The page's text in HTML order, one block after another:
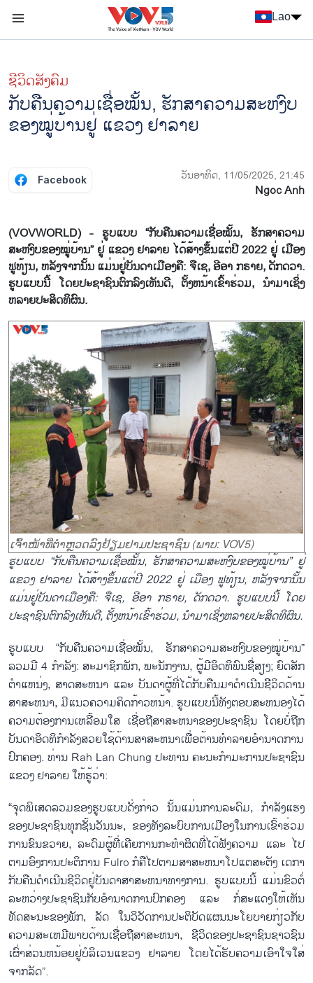
Lao
ຊີ​ວິດ​ສັງ​ຄົມ
ກັບຄືນຄວາມເຊື່ອໝັ້ນ, ຮັກສາຄວາມສະຫງົບ
ຂອງໝູ່ບ້ານຢູ່ ແຂວງ ຢາລາຍ
Facebook ວັນອາທິດ, 11/05/2025, 21:45
Ngoc Anh
(VOVWORLD) - ຮູບແບບ “ກັບຄືນຄວາມເຊື່ອໝັ້ນ, ຮັກສາຄວາມ
ສະຫງົບຂອງໝູ່ບ້ານ” ຢູ່ ແຂວງ ຢາລາຍ ໄດ້ສ້າງຂຶ້ນແຕ່ປີ 2022 ຢູ່ ເມືອງ
ຟູທ້ຽນ, ຫລັງຈາກນັ້ນ ແມ່ນຢູ່ບັນດາເມືອງຄື: ຈືເຊ, ອີອາ ກຣາຍ, ດັກດວາ.
ຮູບແບບນີ້ ໂດຍປະຊາຊົນຕົກລົງເຫັນດີ, ຕັ້ງຫນ້າເຂົ້າຮ່ວມ, ນຳມາເຊິ່ງ
ຫລາຍປະສິດທິຜົນ.
ເຈົ້າໜ້າທີ່ຕຳຫຼວດລົງຢ້ຽມຢາມປະຊາຊົນ (ພາບ: VOV5)
ຮູບແບບ “ກັບຄືນຄວາມເຊື່ອໝັ້ນ, ຮັກສາຄວາມສະຫງົບຂອງໝູ່ບ້ານ” ຢູ່
ແຂວງ ຢາລາຍ ໄດ້ສ້າງຂຶ້ນແຕ່ປີ 2022 ຢູ່ ເມືອງ ຟູທ້ຽນ, ຫລັງຈາກນັ້ນ
ແມ່ນຢູ່ບັນດາເມືອງຄື: ຈືເຊ, ອີອາ ກຣາຍ, ດັກດວາ. ຮູບແບບນີ້ ໂດຍ
ປະຊາຊົນຕົກລົງເຫັນດີ, ຕັ້ງຫນ້າເຂົ້າຮ່ວມ, ນຳມາເຊິ່ງຫລາຍປະສິດທິຜົນ.
ຮູບແບບ “ກັບຄືນຄວາມເຊື່ອໝັ້ນ, ຮັກສາຄວາມສະຫງົບຂອງໝູ່ບ້ານ”
ລວມມີ 4 ກຳລັງ: ສະມາຊິກພັກ, ພະນັກງານ, ຜູ້ມີອິດທິພົນຊື່ສຽງ; ຍົດສັກ
ຕຳແຫນ່ງ, ສາດສະຫນາ ແລະ ບັນດາຜູ້ທີ່ໄດ້ກັບຄືນມາດຳເນີນຊີິວິດດ້ານ
ສາສະຫນາ, ມີແນວຄວາມຄິດກ້າວຫນ້າ. ຮູບແບບນີ້ທັງຕອບສະຫນອງໄດ້
ຄວາມຕ້ອງການເຫລື້ອມໃສ ເຊື່ອຖືສາສະຫນາຂອງປະຊາຊົນ ໂດຍບໍ່ຖືກ
ບັນດາອິດທິກຳລັງສວຍໃຊ້ດ້ານສາສະຫນາເພື່ອຕ້ານທຳລາຍອຳນາດການ
ປົກຄອງ. ທ່ານ Rah Lan Chung ປະທານ ຄະນະກຳມະການປະຊາຊົນ
ແຂວງ ຢາລາຍ ໃຫ້ຮູ້ວ່າ:
“ຈຸດພິເສດລວມຂອງຮູບແບບດັ່ງກ່າວ ນັ້ນແມ່ນການລະດົມ, ກຳລັງແຮງ
ຂອງປະຊາຊົນທຸກຊັ້ນວັນນະ, ຂອງທັງລະບົບການເມືອງໃນການເຂົ້າຮ່ວມ
ການຂົນຂວາຍ, ລະດົມຜູ້ທີ່ເຄີຍການກະທຳຜິດທີ່ໄດ້ຟັງຄວາມ ແລະ ໄປ
ຕາມອົງການປະຕິການ Fulro ກໍຄືໄປຕາມສາສະຫນາໂປແຕສະຕັງ ເດກາ
ກັບຄືນດຳເນີນຊີວິດຢູ່ບັນດາສາສະຫນາທາງການ. ຮູບແບບນີ້ ແມ່ນຂົວຕໍ່
ລະຫວ່າງປະຊາຊົນກັບອຳນາດການປົກຄອງ ແລະ ກໍ່ສະແດງໃຫ້ເຫັນ
ທັດສະນະຂອງພັກ, ລັດ ໃນວິວັດການປະຕິບັດແຜນນະໂຍບາຍກ່ຽວກັບ
ຄວາມສະເຫມີພາບດ້ານເຊື່ອຖືສາສະຫນາ, ຊີວິດຂອງປະຊາຊົນຊາວຊົນ
ເຜົ່າສ່ວນຫນ້ອຍຢູ່ບໍລິເວນແຂວງ ຢາລາຍ ໂດຍໄດ້ຮັບຄວາມເອົາໃຈໃສ່
ຈາກລັດ”.